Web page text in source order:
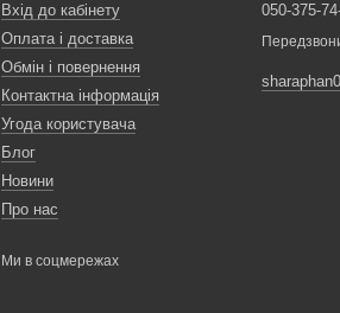
Вхід до кабінету
Оплата і доставка
Обмін і повернення
Контактна інформація
Угода користувача
Блог
Новини
Про нас
Ми в соцмережах
050-375-